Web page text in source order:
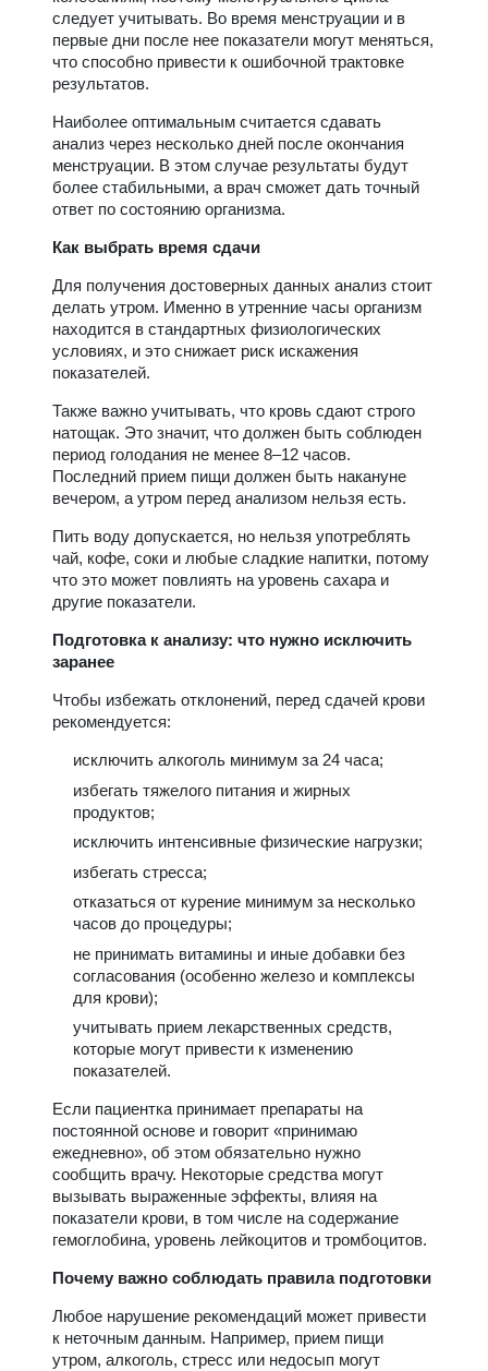
следует учитывать. Во время менструации и в
первые дни после нее показатели могут меняться,
что способно привести к ошибочной трактовке
результатов.
Наиболее оптимальным считается сдавать
анализ через несколько дней после окончания
менструации. В этом случае результаты будут
более стабильными, а врач сможет дать точный
ответ по состоянию организма.
Как выбрать время сдачи
Для получения достоверных данных анализ стоит
делать утром. Именно в утренние часы организм
находится в стандартных физиологических
условиях, и это снижает риск искажения
показателей.
Также важно учитывать, что кровь сдают строго
натощак. Это значит, что должен быть соблюден
период голодания не менее 8–12 часов.
Последний прием пищи должен быть накануне
вечером, а утром перед анализом нельзя есть.
Пить воду допускается, но нельзя употреблять
чай, кофе, соки и любые сладкие напитки, потому
что это может повлиять на уровень сахара и
другие показатели.
Подготовка к анализу: что нужно исключить
заранее
Чтобы избежать отклонений, перед сдачей крови
рекомендуется:
исключить алкоголь минимум за 24 часа;
избегать тяжелого питания и жирных
продуктов;
исключить интенсивные физические нагрузки;
избегать стресса;
отказаться от курение минимум за несколько
часов до процедуры;
не принимать витамины и иные добавки без
согласования (особенно железо и комплексы
для крови);
учитывать прием лекарственных средств,
которые могут привести к изменению
показателей.
Если пациентка принимает препараты на
постоянной основе и говорит «принимаю
ежедневно», об этом обязательно нужно
сообщить врачу. Некоторые средства могут
вызывать выраженные эффекты, влияя на
показатели крови, в том числе на содержание
гемоглобина, уровень лейкоцитов и тромбоцитов.
Почему важно соблюдать правила подготовки
Любое нарушение рекомендаций может привести
к неточным данным. Например, прием пищи
утром, алкоголь, стресс или недосып могут